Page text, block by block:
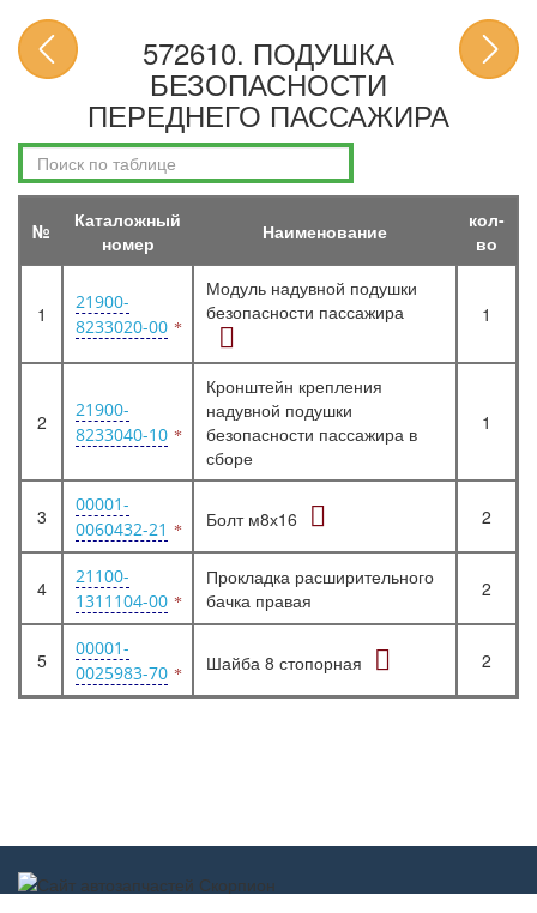
572610. ПОДУШКА
БЕЗОПАСНОСТИ
ПЕРЕДНЕГО ПАССАЖИРА
№
Каталожный
номер
Наименование
кол-
во
1
21900-
8233020-00
Модуль надувной подушки
безопасности пассажира
1
2
21900-
8233040-10
Кронштейн крепления
надувной подушки
безопасности пассажира в
сборе
1
3
00001-
0060432-21
Болт м8х16 2
4
21100-
1311104-00
Прокладка расширительного
бачка правая
2
5
00001-
0025983-70
Шайба 8 стопорная 2